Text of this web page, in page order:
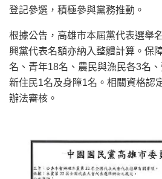
登記參選，積極參與黨務推動。
根據公告，高雄市本屆黨代表選舉
興黨代表名額亦納入整體計算。保
名、青年18名、農民與漁民各3名
新住民1名及身障1名。相關資格認
辦法審核。